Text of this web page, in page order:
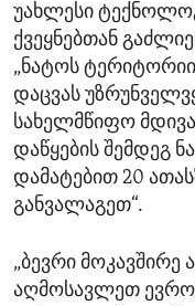
უახლესი
ქვეყნებთან
„ნატოს
დაცვას
სახელმწიფო
დაწყების შემდეგ
დამატებით 20
განვალაგეთ“.
„ბევრი
აღმოსავლეთ